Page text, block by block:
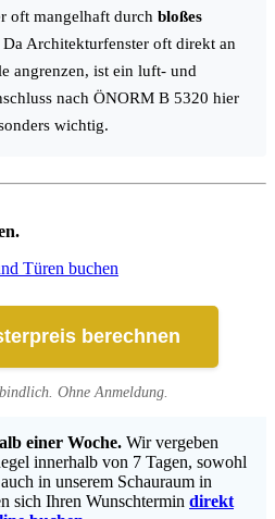
oft mangelhaft durch bloßes
Da Architekturfenster oft direkt an
angrenzen, ist ein luft- und
nach ÖNORM B 5320 hier
wichtig.
Türen buchen
berechnen
Ohne Anmeldung.
einer Woche. Wir vergeben
innerhalb von 7 Tagen, sowohl
in unserem Schauraum in
sich Ihren Wunschtermin direkt